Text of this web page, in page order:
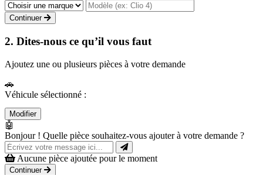
Continuer
2. Dites-nous ce qu’il vous faut
Ajoutez une ou plusieurs pièces à votre demande
🚗
Véhicule sélectionné :
Modifier
🤖
Bonjour ! Quelle pièce souhaitez-vous ajouter à votre demande ?
Aucune pièce ajoutée pour le moment
Continuer